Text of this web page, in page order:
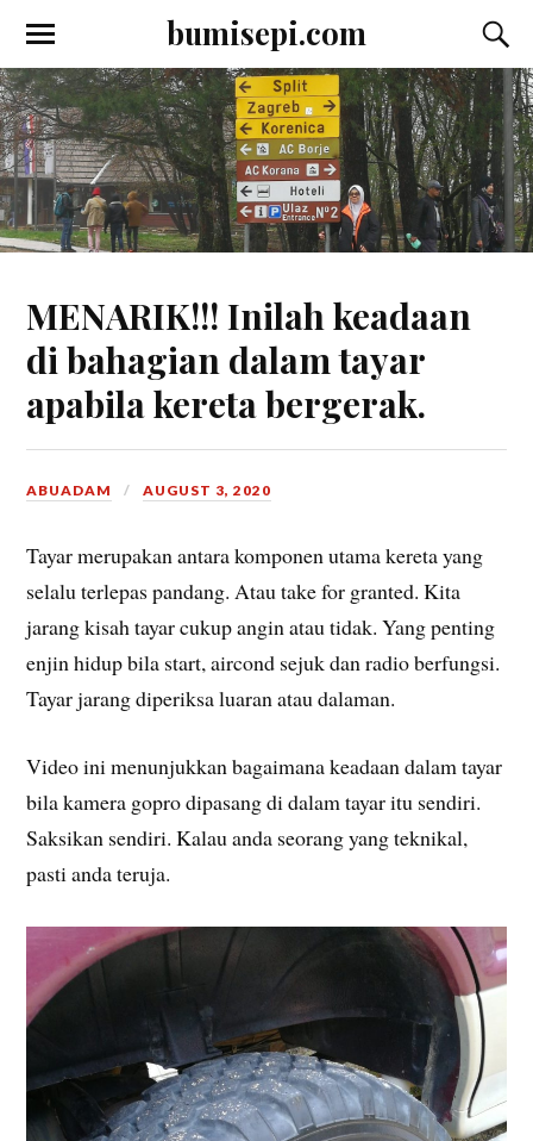
bumisepi.com
MENARIK!!! Inilah keadaan
di bahagian dalam tayar
apabila kereta bergerak.
ABUADAM AUGUST 3, 2020
Tayar merupakan antara komponen utama kereta yang
selalu terlepas pandang. Atau take for granted. Kita
jarang kisah tayar cukup angin atau tidak. Yang penting
enjin hidup bila start, aircond sejuk dan radio berfungsi.
Tayar jarang diperiksa luaran atau dalaman.
Video ini menunjukkan bagaimana keadaan dalam tayar
bila kamera gopro dipasang di dalam tayar itu sendiri.
Saksikan sendiri. Kalau anda seorang yang teknikal,
pasti anda teruja.